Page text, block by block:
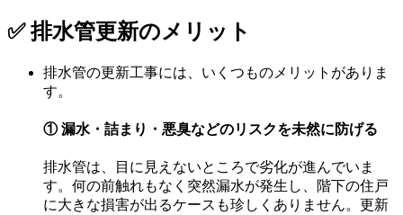
✅ 排水管更新のメリット
排水管の更新工事には、いくつものメリットがありま
す。
① 漏水・詰まり・悪臭などのリスクを未然に防げる
排水管は、目に見えないところで劣化が進んでいま
す。何の前触れもなく突然漏水が発生し、階下の住戸
に大きな損害が出るケースも珍しくありません。更新